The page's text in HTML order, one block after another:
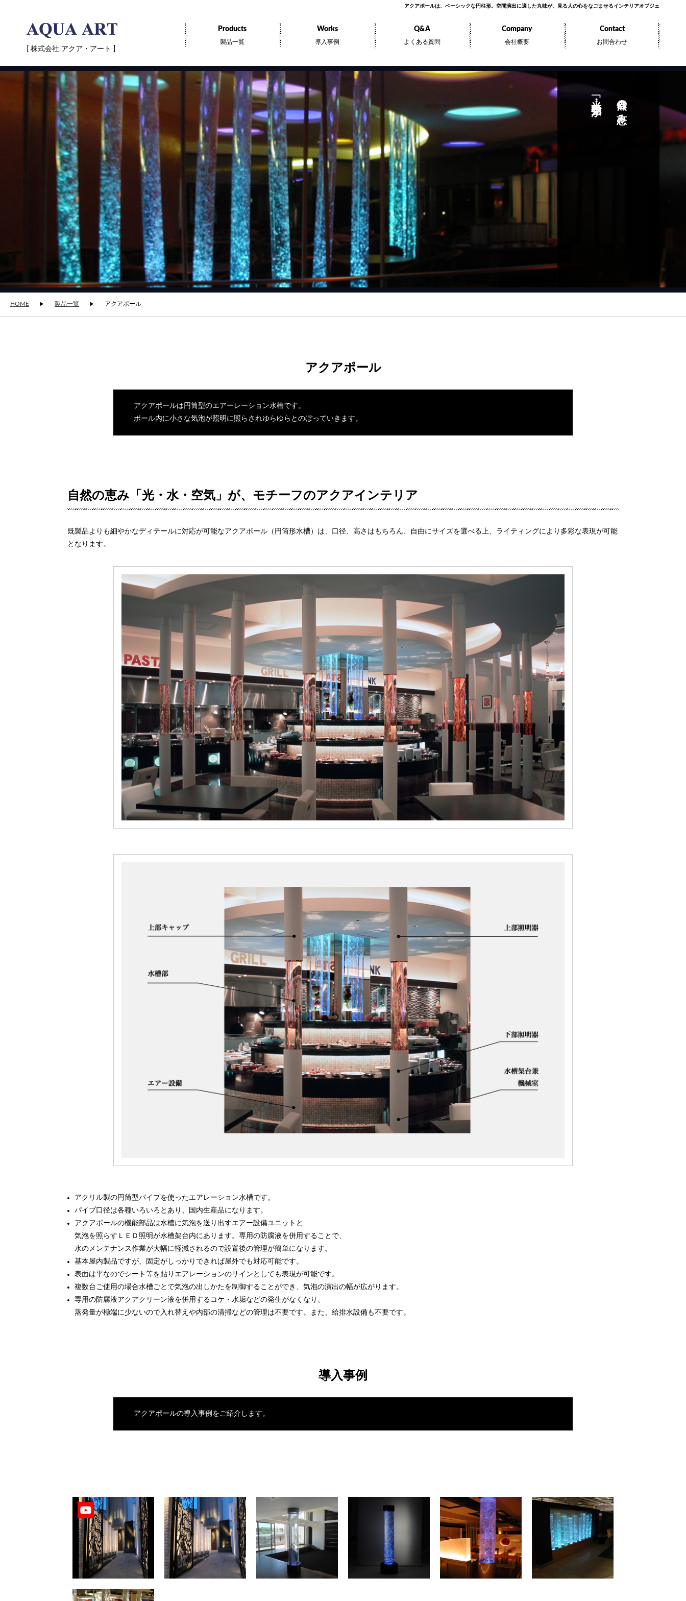
アクアポールは、ベーシックな円柱形。空間演出に適した丸味が、見る人の心をなごませるインテリアオブジェ
[ 株式会社 アクア・アート ]
Products
製品一覧
Works
導入事例
Q&A
よくある質問
Company
会社概要
Contact
お問合わせ
自然の恵み
「光・水・空気」が
HOME 製品一覧 アクアポール
アクアポール
アクアポールは円筒型のエアーレーション水槽です。
ポール内に小さな気泡が照明に照らされゆらゆらとのぼっていきます。
自然の恵み「光・水・空気」が、モチーフのアクアインテリア
既製品よりも細やかなディテールに対応が可能なアクアポール（円筒形水槽）は、口径、高さはもちろん、自由にサイズを選べる上、ライティングにより多彩な表現が可能
となります。
アクリル製の円筒型パイプを使ったエアレーション水槽です。
パイプ口径は各種いろいろとあり、国内生産品になります。
アクアポールの機能部品は水槽に気泡を送り出すエアー設備ユニットと
気泡を照らすＬＥＤ照明が水槽架台内にあります。専用の防腐液を併用することで、
水のメンテナンス作業が大幅に軽減されるので設置後の管理が簡単になります。
基本屋内製品ですが、固定がしっかりできれば屋外でも対応可能です。
表面は平なのでシート等を貼りエアレーションのサインとしても表現が可能です。
複数台ご使用の場合水槽ごとで気泡の出しかたを制御することができ、気泡の演出の幅が広がります。
専用の防腐液アクアクリーン液を併用するコケ・水垢などの発生がなくなり、
蒸発量が極端に少ないので入れ替えや内部の清掃などの管理は不要です。また、給排水設備も不要です。
導入事例
アクアポールの導入事例をご紹介します。